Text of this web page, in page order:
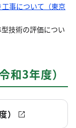
工事について（東京
技術の評価につい
和3年度）
）